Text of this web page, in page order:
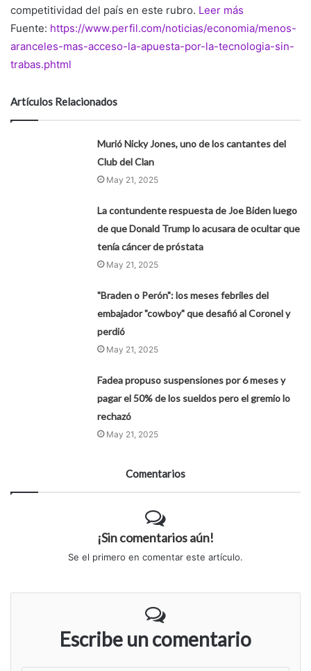
competitividad del país en este rubro. Leer más
Fuente: https://www.perfil.com/noticias/economia/menos-
aranceles-mas-acceso-la-apuesta-por-la-tecnologia-sin-
trabas.phtml
Artículos Relacionados
Murió Nicky Jones, uno de los cantantes del
Club del Clan
May 21, 2025
La contundente respuesta de Joe Biden luego
de que Donald Trump lo acusara de ocultar que
tenía cáncer de próstata
May 21, 2025
"Braden o Perón": los meses febriles del
embajador "cowboy" que desafió al Coronel y
perdió
May 21, 2025
Fadea propuso suspensiones por 6 meses y
pagar el 50% de los sueldos pero el gremio lo
rechazó
May 21, 2025
Comentarios
¡Sin comentarios aún!
Se el primero en comentar este artículo.
Escribe un comentario